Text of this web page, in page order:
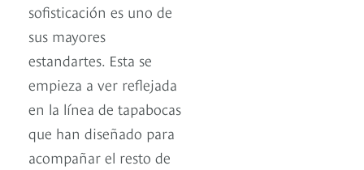
sofisticación es uno de
sus mayores
estandartes. Esta se
empieza a ver reflejada
en la línea de tapabocas
que han diseñado para
acompañar el resto de